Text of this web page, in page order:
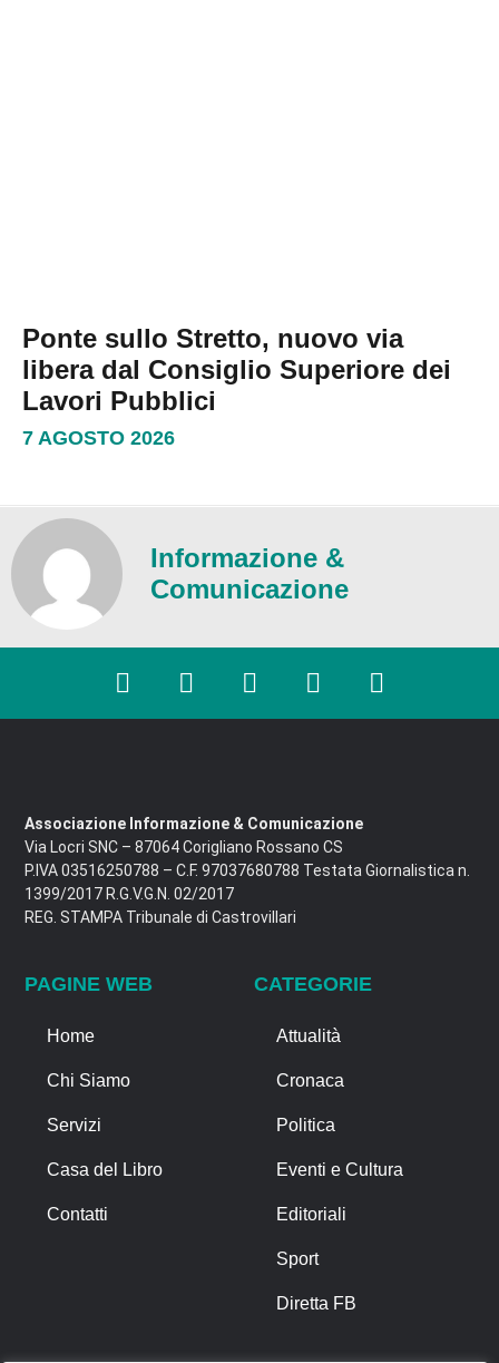
Ponte sullo Stretto, nuovo via
libera dal Consiglio Superiore dei
Lavori Pubblici
7 AGOSTO 2026
Informazione &
Comunicazione
Associazione Informazione & Comunicazione
Via Locri SNC – 87064 Corigliano Rossano CS
P.IVA 03516250788 – C.F. 97037680788 Testata Giornalistica n.
1399/2017 R.G.V.G.N. 02/2017
REG. STAMPA Tribunale di Castrovillari
PAGINE WEB
Home
Chi Siamo
Servizi
Casa del Libro
Contatti
CATEGORIE
Attualità
Cronaca
Politica
Eventi e Cultura
Editoriali
Sport
Diretta FB